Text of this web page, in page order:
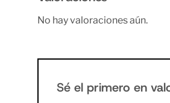
No hay valoraciones aún.
Sé el primero en